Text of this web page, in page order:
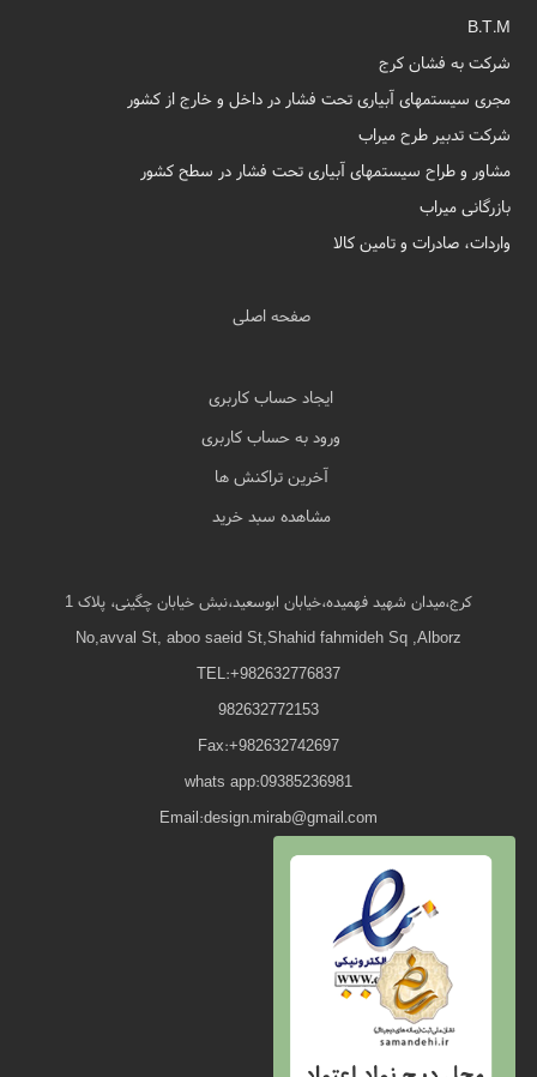
B.T.M
شرکت به فشان کرج
مجری سیستمهای آبیاری تحت فشار در داخل و خارج از کشور
شرکت تدبیر طرح میراب
مشاور و طراح سیستمهای آبیاری تحت فشار در سطح کشور
بازرگانی میراب
واردات، صادرات و تامین کالا
صفحه اصلی
ایجاد حساب کاربری
ورود به حساب کاربری
آخرین تراکنش ها
مشاهده سبد خرید
کرج،میدان شهید فهمیده،خیابان ابوسعید،نبش خیابان چگینی، پلاک 1
No,avval St, aboo saeid St,Shahid fahmideh Sq ,Alborz
TEL:+982632776837
982632772153
Fax:+982632742697
whats app:09385236981
Email:design.mirab@gmail.com